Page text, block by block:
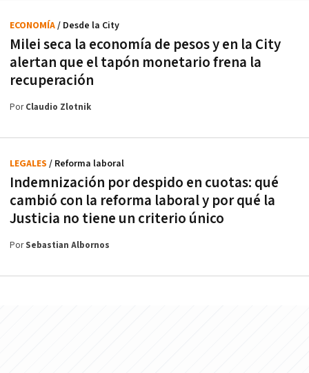
Milei seca la economía de pesos y en la City
alertan que el tapón monetario frena la
recuperación
ECONOMÍA/ Desde la City
PorClaudio Zlotnik
Indemnización por despido en cuotas: qué
cambió con la reforma laboral y por qué la
Justicia no tiene un criterio único
LEGALES / Reforma laboral
PorSebastian Albornos